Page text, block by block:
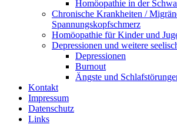
Homöopathie in der
Chronische Krankheiten /
Spannungskopfschmerz
Homöopathie für Kinder und
Depressionen und weitere
Depressionen
Burnout
Ängste und
Kontakt
Impressum
Datenschutz
Links